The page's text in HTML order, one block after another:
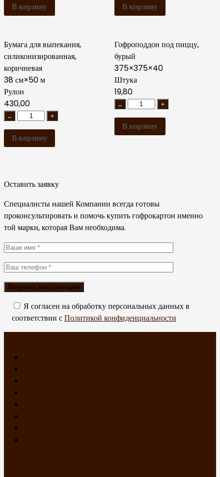
В корзину В корзину
Бумага для выпекания,
силиконизированная,
коричневая
38 см×50 м
Рулон
430,00
В корзину
Гофроподдон под пиццу,
бурый
375×375×40
Штука
19,80
В корзину
Оставить заявку
Специалисты нашей Компании всегда готовы
проконсультировать и помочь купить гофрокартон именно
той марки, которая Вам необходима.
Я согласен на обработку персональных данных в
соответствии сПолитикой конфиденциальности